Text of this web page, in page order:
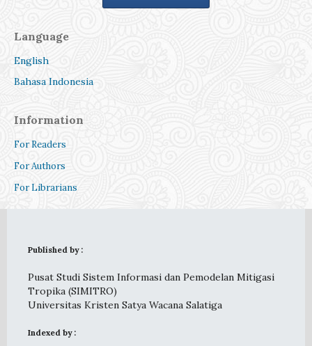
Language
English
Bahasa Indonesia
Information
For Readers
For Authors
For Librarians
Published by :
Pusat Studi Sistem Informasi dan Pemodelan Mitigasi
Tropika (SIMITRO)
Universitas Kristen Satya Wacana Salatiga
Indexed by :